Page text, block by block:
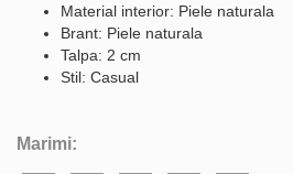
Material interior: Piele naturala
Brant: Piele naturala
Talpa: 2 cm
Stil: Casual
Marimi: